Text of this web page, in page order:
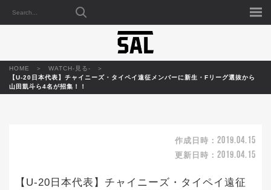
HOME
WATCH-見る-
【U-20日本代表】チャイニーズ・タイペイ遠征メンバーに新生・Fリーグ選抜から
山田凱斗ら4名が招集！！
作成日時： 2019.04.15
更新日時： 2019.04.15
【U-20日本代表】チャイニーズ・タイペイ遠征